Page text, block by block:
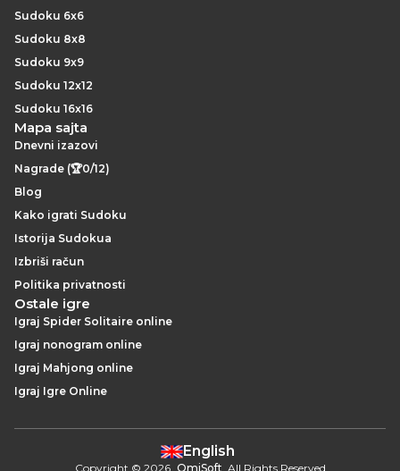
Sudoku 6x6
Sudoku 8x8
Sudoku 9x9
Sudoku 12x12
Sudoku 16x16
Mapa sajta
Dnevni izazovi
Nagrade (🏆0/12)
Blog
Kako igrati Sudoku
Istorija Sudokua
Izbriši račun
Politika privatnosti
Ostale igre
Igraj Spider Solitaire online
Igraj nonogram online
Igraj Mahjong online
Igraj Igre Online
English
Copyright © 2026. OmiSoft . All Rights Reserved